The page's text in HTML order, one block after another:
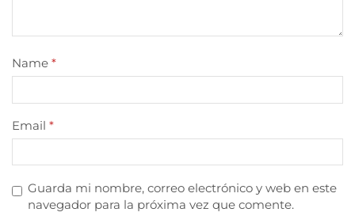
Name *
Email *
Guarda mi nombre, correo electrónico y web en este
navegador para la próxima vez que comente.